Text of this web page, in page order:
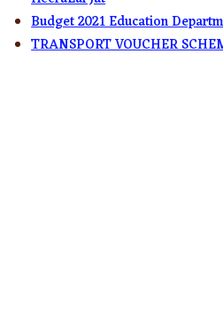
Budget 2021 Education
TRANSPORT VOUCHER